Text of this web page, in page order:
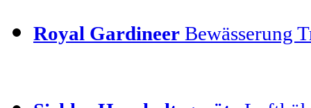
Royal Gardineer Bewässerung